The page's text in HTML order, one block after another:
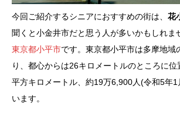
今回ご紹介するシニアにおすすめの街は、 花
聞くと小金井市だと思う人が多いかもしれま
東京都小平市です。東京都小平市は多摩地域
り、都心からは26キロメートルのところに位
平方キロメートル、約19万6,900人(令和5年
います。